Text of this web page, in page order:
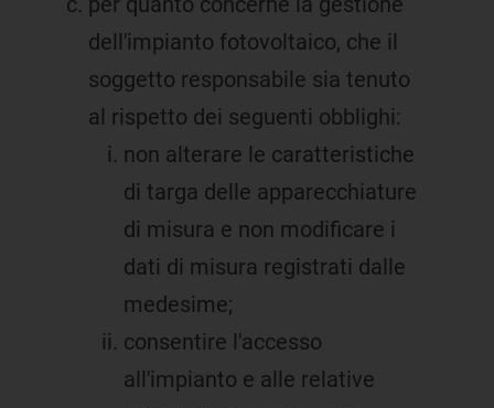
dell'impianto fotovoltaico, che il
soggetto responsabile sia tenuto
al rispetto dei seguenti obblighi:
non alterare le caratteristiche
di targa delle apparecchiature
di misura e non modificare i
dati di misura registrati dalle
medesime;
consentire l'accesso
all'impianto e alle relative